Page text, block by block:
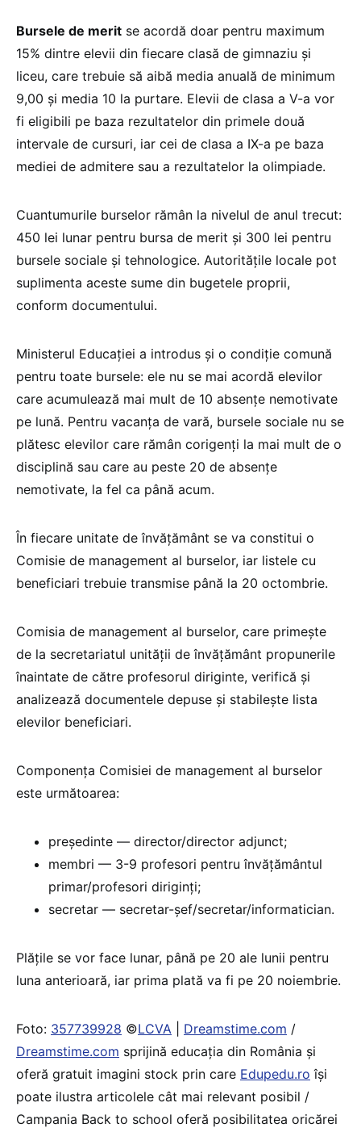
Bursele de merit se acordă doar pentru maximum
15% dintre elevii din fiecare clasă de gimnaziu și
liceu, care trebuie să aibă media anuală de minimum
9,00 și media 10 la purtare. Elevii de clasa a V-a vor
fi eligibili pe baza rezultatelor din primele două
intervale de cursuri, iar cei de clasa a IX-a pe baza
mediei de admitere sau a rezultatelor la olimpiade.
Cuantumurile burselor rămân la nivelul de anul trecut:
450 lei lunar pentru bursa de merit și 300 lei pentru
bursele sociale și tehnologice. Autoritățile locale pot
suplimenta aceste sume din bugetele proprii,
conform documentului.
Ministerul Educației a introdus și o condiție comună
pentru toate bursele: ele nu se mai acordă elevilor
care acumulează mai mult de 10 absențe nemotivate
pe lună. Pentru vacanța de vară, bursele sociale nu se
plătesc elevilor care rămân corigenți la mai mult de o
disciplină sau care au peste 20 de absențe
nemotivate, la fel ca până acum.
În fiecare unitate de învățământ se va constitui o
Comisie de management al burselor, iar listele cu
beneficiari trebuie transmise până la 20 octombrie.
Comisia de management al burselor, care primește
de la secretariatul unității de învățământ propunerile
înaintate de către profesorul diriginte, verifică și
analizează documentele depuse și stabilește lista
elevilor beneficiari.
Componența Comisiei de management al burselor
este următoarea:
președinte — director/director adjunct;
membri — 3-9 profesori pentru învățământul
primar/profesori diriginți;
secretar — secretar-șef/secretar/informatician.
Plățile se vor face lunar, până pe 20 ale lunii pentru
luna anterioară, iar prima plată va fi pe 20 noiembrie.
Foto: 357739928 ©LCVA Dreamstime.com /
Dreamstime.com sprijină educaţia din România şi
oferă gratuit imagini stock prin care Edupedu.ro îşi
poate ilustra articolele cât mai relevant posibil /
Campania Back to school oferă posibilitatea oricărei